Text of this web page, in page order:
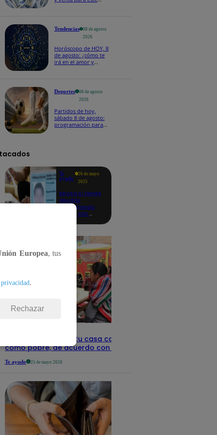
Tendencias
08 de agosto
2026
Horóscopo de HOY, 8
de agosto: ¿cómo te
irá en el amor y
Deportes
08 de agosto
2026
Partidos de hoy,
sábado 8 de agosto:
programación para
Te
ayudo
26 de mayo
2025
Revisa si tienes
deudas
consultando
con tu DNI:
detalles
Revisa con tu DNI si tu casa califica
como pobre, de acuerdo con el Sisfoh
Te ayudo 25 de mayo 2026
Europea, tus
.
Rechazar